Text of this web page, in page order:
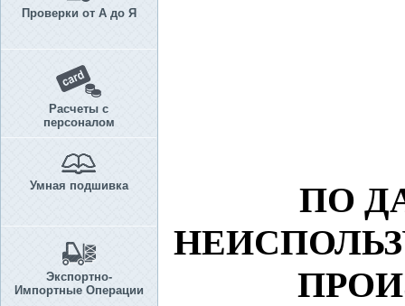
Проверки от А до Я
Расчеты с
персоналом
Умная подшивка
Экспортно-
Импортные Операции
ПО